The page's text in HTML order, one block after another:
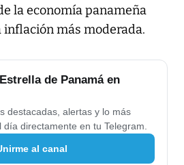
la economía panameña
más moderada.
de Panamá en
destacadas, alertas y lo más
día directamente en tu Telegram.
al canal